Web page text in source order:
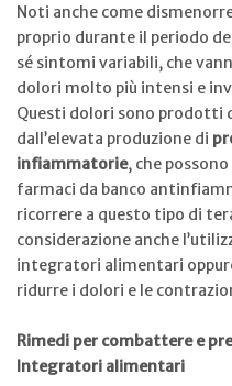
Noti anche come
proprio durante il periodo
sé sintomi variabili, che
dolori molto più intensi e
Questi dolori sono prodotti
dall’elevata produzione di
infiammatorie, che
farmaci da banco
ricorrere a questo tipo di
considerazione anche
integratori alimentari
ridurre i dolori e le
Rimedi per combattere e
Integratori alimentari